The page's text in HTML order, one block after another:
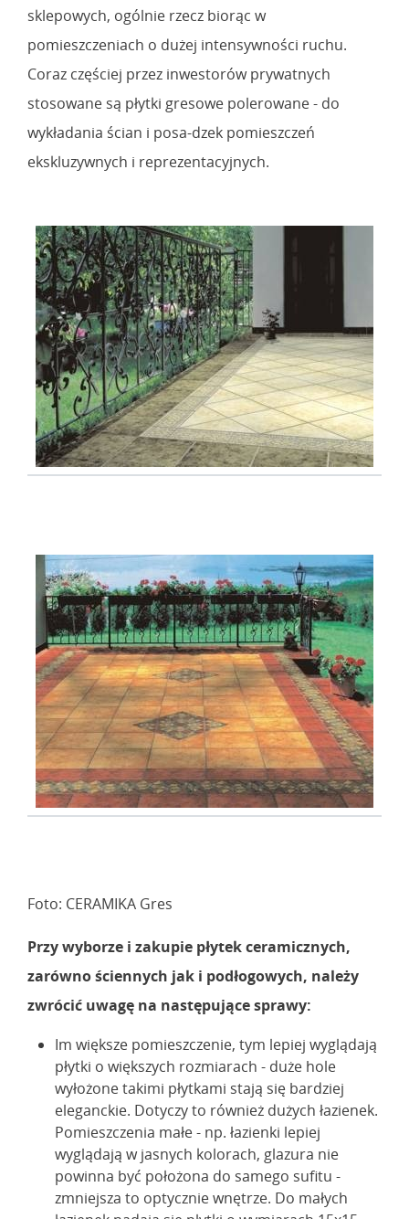
sklepowych, ogólnie rzecz biorąc w
pomieszczeniach o dużej intensywności ruchu.
Coraz częściej przez inwestorów prywatnych
stosowane są płytki gresowe polerowane - do
wykładania ścian i posa-dzek pomieszczeń
ekskluzywnych i reprezentacyjnych.
Foto: CERAMIKA Gres
Przy wyborze i zakupie płytek ceramicznych,
zarówno ściennych jak i podłogowych, należy
zwrócić uwagę na następujące sprawy:
Im większe pomieszczenie, tym lepiej wyglądają
płytki o większych rozmiarach - duże hole
wyłożone takimi płytkami stają się bardziej
eleganckie. Dotyczy to również dużych łazienek.
Pomieszczenia małe - np. łazienki lepiej
wyglądają w jasnych kolorach, glazura nie
powinna być położona do samego sufitu -
zmniejsza to optycznie wnętrze. Do małych